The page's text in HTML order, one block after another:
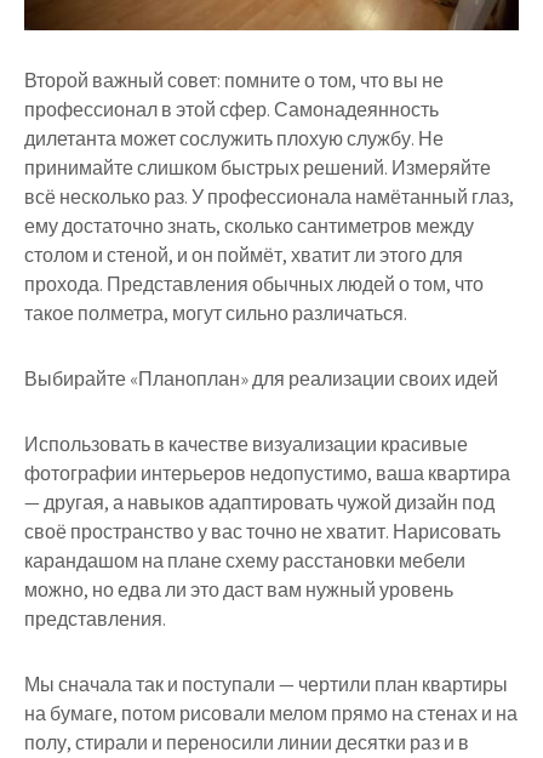
Второй важный совет: помните о том, что вы не
профессионал в этой сфер. Самонадеянность
дилетанта может сослужить плохую службу. Не
принимайте слишком быстрых решений. Измеряйте
всё несколько раз. У профессионала намётанный глаз,
ему достаточно знать, сколько сантиметров между
столом и стеной, и он поймёт, хватит ли этого для
прохода. Представления обычных людей о том, что
такое полметра, могут сильно различаться.
Выбирайте «Планоплан» для реализации своих идей
Использовать в качестве визуализации красивые
фотографии интерьеров недопустимо, ваша квартира
— другая, а навыков адаптировать чужой дизайн под
своё пространство у вас точно не хватит. Нарисовать
карандашом на плане схему расстановки мебели
можно, но едва ли это даст вам нужный уровень
представления.
Мы сначала так и поступали — чертили план квартиры
на бумаге, потом рисовали мелом прямо на стенах и на
полу, стирали и переносили линии десятки раз и в